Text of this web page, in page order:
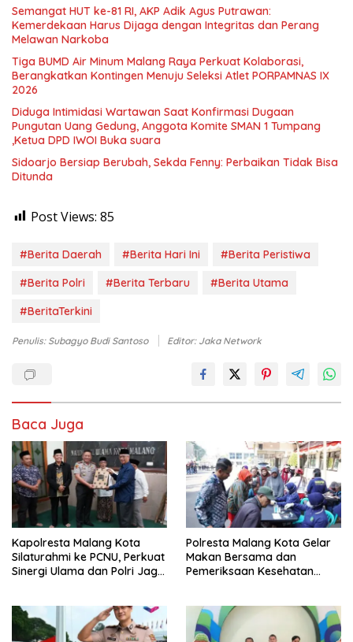
Semangat HUT ke-81 RI, AKP Adik Agus Putrawan:
Kemerdekaan Harus Dijaga dengan Integritas dan Perang
Melawan Narkoba
Tiga BUMD Air Minum Malang Raya Perkuat Kolaborasi,
Berangkatkan Kontingen Menuju Seleksi Atlet PORPAMNAS IX
2026
Diduga Intimidasi Wartawan Saat Konfirmasi Dugaan
Pungutan Uang Gedung, Anggota Komite SMAN 1 Tumpang
,Ketua DPD IWOI Buka suara
Sidoarjo Bersiap Berubah, Sekda Fenny: Perbaikan Tidak Bisa
Ditunda
Post Views: 85
#Berita Daerah #Berita Hari Ini
#Berita Peristiwa
#Berita Polri
#Berita Terbaru
#Berita Utama
#BeritaTerkini
Penulis: Subagyo Budi Santoso Editor: Jaka Network
Baca Juga
Kapolresta Malang Kota
Silaturahmi ke PCNU, Perkuat
Sinergi Ulama dan Polri Jaga
Polresta Malang Kota Gelar
Makan Bersama dan
Pemeriksaan Kesehatan